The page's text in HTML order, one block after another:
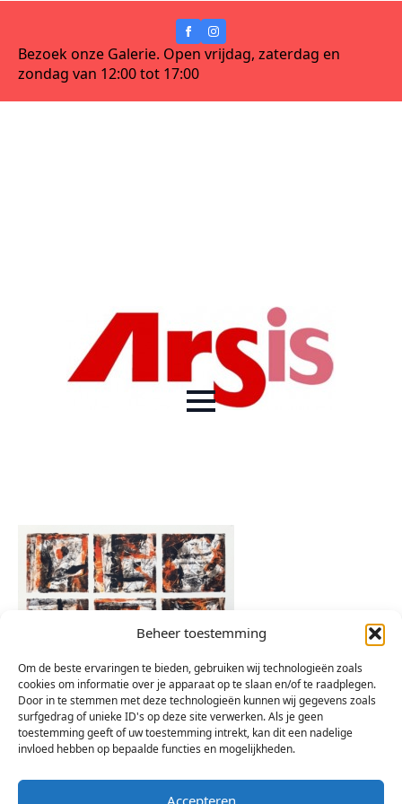
Beheer toestemming
Om de beste ervaringen te bieden, gebruiken wij technologieën zoals
cookies om informatie over je apparaat op te slaan en/of te raadplegen.
Door in te stemmen met deze technologieën kunnen wij gegevens zoals
surfgedrag of unieke ID's op deze site verwerken. Als je geen
toestemming geeft of uw toestemming intrekt, kan dit een nadelige
invloed hebben op bepaalde functies en mogelijkheden.
Accepteren
Bezoek onze Galerie. Open vrijdag, zaterdag en
zondag van 12:00 tot 17:00